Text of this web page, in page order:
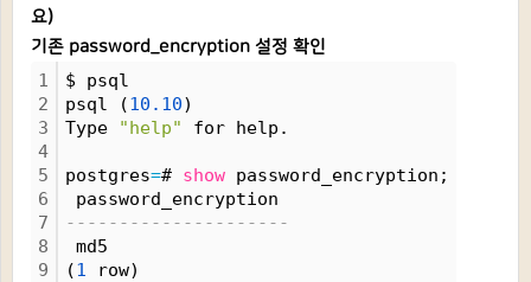
요)
기존 password_encryption 설정 확인
1
2
3
4
5
6
7
8
9
$ psql
psql (10. 10)
Type
"help" for help.
postgres=# show password_encryption;
password_encryption
---------------------
md5
(1 row)